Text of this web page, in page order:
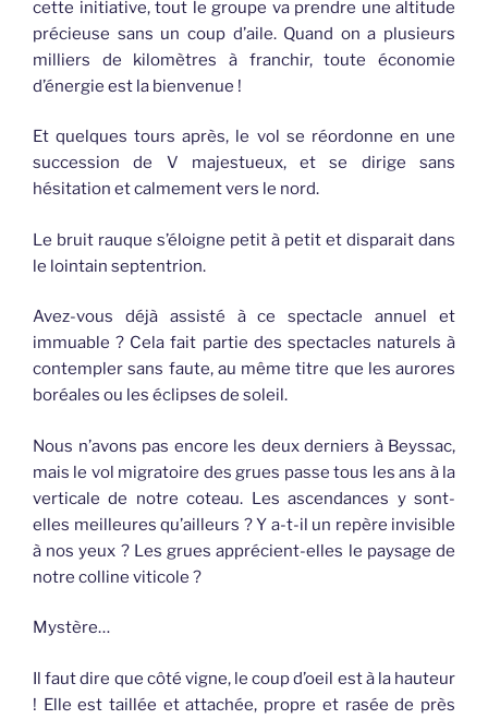
cette initiative, tout le groupe va prendre une altitude
précieuse sans un coup d’aile. Quand on a plusieurs
milliers de kilomètres à franchir, toute économie
d’énergie est la bienvenue !
Et quelques tours après, le vol se réordonne en une
succession de V majestueux, et se dirige sans
hésitation et calmement vers le nord.
Le bruit rauque s’éloigne petit à petit et disparait dans
le lointain septentrion.
Avez-vous déjà assisté à ce spectacle annuel et
immuable ? Cela fait partie des spectacles naturels à
contempler sans faute, au même titre que les aurores
boréales ou les éclipses de soleil.
Nous n’avons pas encore les deux derniers à Beyssac,
mais le vol migratoire des grues passe tous les ans à la
verticale de notre coteau. Les ascendances y sont-
elles meilleures qu’ailleurs ? Y a-t-il un repère invisible
à nos yeux ? Les grues apprécient-elles le paysage de
notre colline viticole ?
Mystère…
Il faut dire que côté vigne, le coup d’oeil est à la hauteur
! Elle est taillée et attachée, propre et rasée de près